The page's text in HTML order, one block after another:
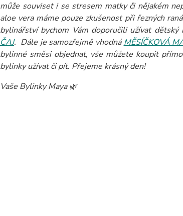
může souviset i se stresem matky či nějakém
aloe vera máme pouze zkušenost při řezných
bylinářství bychom Vám doporučili užívat dětský
ČAJ. Dále je samozřejmě vhodnáMĚSÍČKOVÁ
bylinné směsi objednat, vše můžete koupit
bylinky užívat či pít. Přejeme krásný den!
Vaše Bylinky Maya 🌿